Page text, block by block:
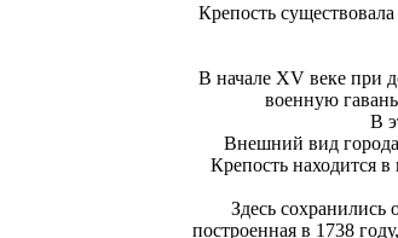
Крепость
В начале XV веке при
военную
В
Внешний вид города
Крепость находится
Здесь сохранились
построенная в 1738